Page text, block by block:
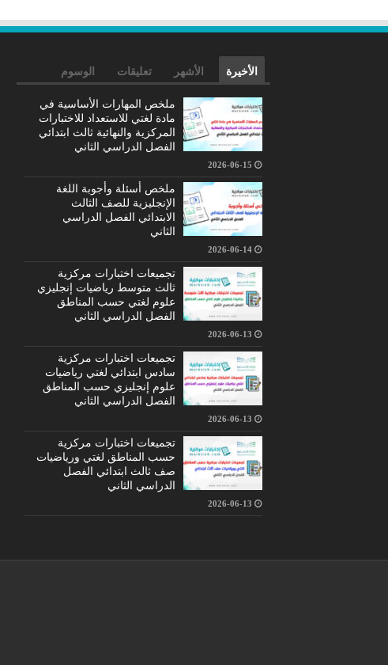
الأخيرة الأشهر تعليقات الوسوم
ملخص المهارات الأساسية في
مادة لغتي للاستعداد للاختبارات
المركزية والنهائية ثالث ابتدائي
الفصل الدراسي الثاني
2026-06-15
ملخص أسئلة وأجوبة اللغة
الإنجليزية للصف الثالث
الابتدائي الفصل الدراسي
الثاني
2026-06-14
تجميعات اختبارات مركزية
ثالث متوسط رياضيات إنجليزي
علوم لغتي حسب المناطق
الفصل الدراسي الثاني
2026-06-13
تجميعات اختبارات مركزية
سادس ابتدائي لغتي رياضيات
علوم إنجليزي حسب المناطق
الفصل الدراسي الثاني
2026-06-13
تجميعات اختبارات مركزية
حسب المناطق لغتي ورياضيات
صف ثالث ابتدائي الفصل
الدراسي الثاني
2026-06-13